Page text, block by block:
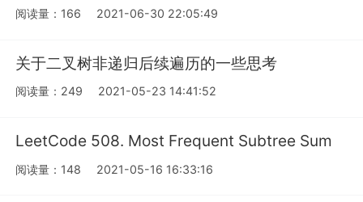
阅读量：166 2021-06-30 22:05:49
关于二叉树非递归后续遍历的一些思考
阅读量：249 2021-05-23 14:41:52
LeetCode 508. Most Frequent Subtree Sum
阅读量：148 2021-05-16 16:33:16